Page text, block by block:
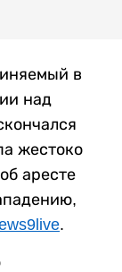
в
над
жестоко
аресте
.